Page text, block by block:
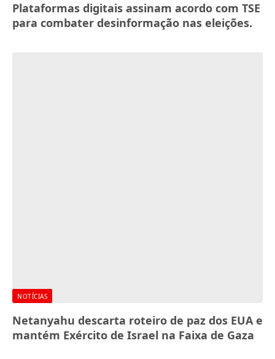
Plataformas digitais assinam acordo com TSE
para combater desinformação nas eleições.
NOTÍCIAS
Netanyahu descarta roteiro de paz dos EUA e
mantém Exército de Israel na Faixa de Gaza